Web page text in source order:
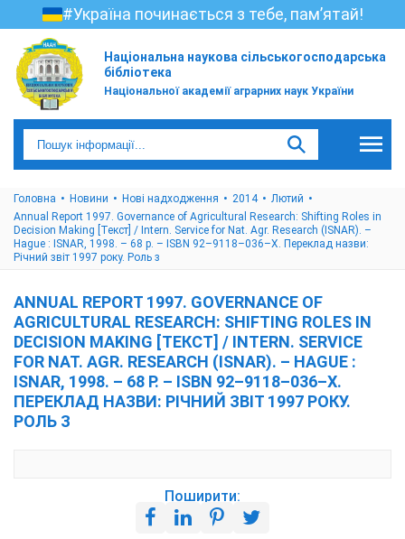
#Україна починається з тебе, пам’ятай!
Національна наукова сільськогосподарська
бібліотека
Національної академії аграрних наук України
Головна Новини Нові надходження 2014
Лютий
Annual Report 1997. Governance of Agricultural Research: Shifting Roles in
Decision Making [Текст] / Intern. Service for Nat. Agr. Research (ISNAR). –
Hague : ISNAR, 1998. – 68 p. – ISBN 92–9118–036–Х. Переклад назви:
Річний звіт 1997 року. Роль з
ANNUAL REPORT 1997. GOVERNANCE OF
AGRICULTURAL RESEARCH: SHIFTING ROLES IN
DECISION MAKING [ТЕКСТ] / INTERN. SERVICE
FOR NAT. AGR. RESEARCH (ISNAR). – HAGUE :
ISNAR, 1998. – 68 P. – ISBN 92–9118–036–Х.
ПЕРЕКЛАД НАЗВИ: РІЧНИЙ ЗВІТ 1997 РОКУ.
РОЛЬ З
Поширити: